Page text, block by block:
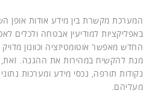
המערכת מקשרת בין מידע אודות אופן
באפליקציות למודיעין אבטחה ולכלים
החדש מאפשר אוטומטיזציה וכוונון
מנת להקשיח במהירות את ההגנה. זאת,
נקודות תורפה, נכסי מידע ומערכות
מעליהם.